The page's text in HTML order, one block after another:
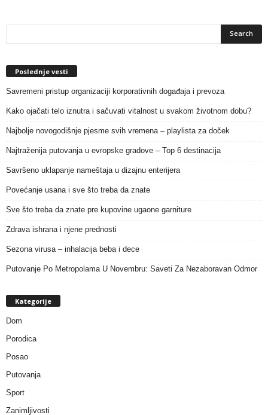
Poslednje vesti
Savremeni pristup organizaciji korporativnih događaja i prevoza
Kako ojačati telo iznutra i sačuvati vitalnost u svakom životnom dobu?
Najbolje novogodišnje pjesme svih vremena – playlista za doček
Najtraženija putovanja u evropske gradove – Top 6 destinacija
Savršeno uklapanje nameštaja u dizajnu enterijera
Povećanje usana i sve što treba da znate
Sve što treba da znate pre kupovine ugaone garniture
Zdrava ishrana i njene prednosti
Sezona virusa – inhalacija beba i dece
Putovanje Po Metropolama U Novembru: Saveti Za Nezaboravan Odmor
Kategorije
Dom
Porodica
Posao
Putovanja
Sport
Zanimljivosti